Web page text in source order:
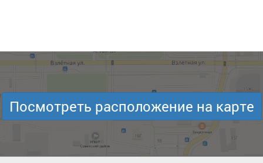
Посмотреть расположение на карте